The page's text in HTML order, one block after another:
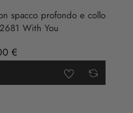
spacco profondo e collo
With You
€